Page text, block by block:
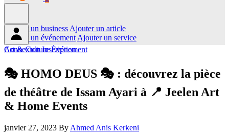
Ajouter un business Ajouter un article
Ajouter un événement Ajouter un service
Connexion Inscription
Art & Culture Événement
🎭 HOMO DEUS 🎭 : découvrez la pièce
de théâtre de Issam Ayari à 📍 Jeelen Art
& Home Events
janvier 27, 2023 By Ahmed Anis Kerkeni